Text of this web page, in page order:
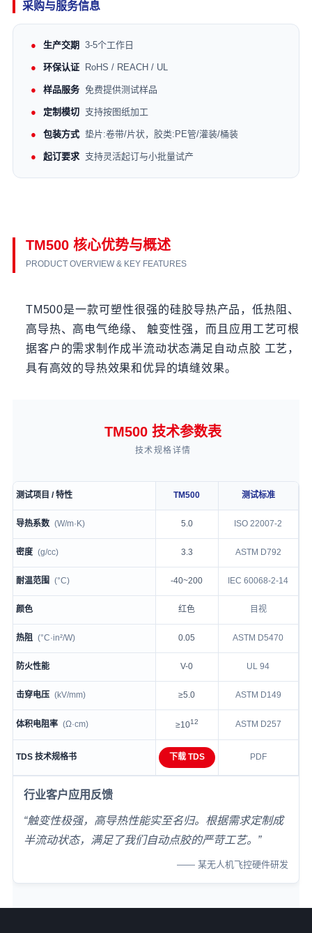
采购与服务信息
生产交期 3-5个工作日
环保认证 RoHS / REACH / UL
样品服务 免费提供测试样品
定制模切 支持按图纸加工
包装方式 垫片:卷带/片状，胶类:PE管/灌装/桶装
起订要求 支持灵活起订与小批量试产
TM500 核心优势与概述
PRODUCT OVERVIEW & KEY FEATURES
TM500是一款可塑性很强的硅胶导热产品，低热阻、
高导热、高电气绝缘、 触变性强，而且应用工艺可根
据客户的需求制作成半流动状态满足自动点胶 工艺，
具有高效的导热效果和优异的填缝效果。
TM500 技术参数表
技术规格详情
TM500 technical specification table
测试项目 / 特性 TM500 测试标准
导热系数 (W/m·K) 5.0 ISO 22007-2
密度 (g/cc) 3.3 ASTM D792
耐温范围 (°C) -40~200 IEC 60068-2-14
颜色 红色 目视
热阻 (°C·in²/W) 0.05 ASTM D5470
防火性能 V-0 UL 94
击穿电压 (kV/mm) ≥5.0 ASTM D149
体积电阻率 (Ω·cm) ≥1012 ASTM D257
TDS 技术规格书 下载 TDS PDF
行业客户应用反馈
“触变性极强，高导热性能实至名归。根据需求定制成
半流动状态，满足了我们自动点胶的严苛工艺。”
—— 某无人机飞控硬件研发